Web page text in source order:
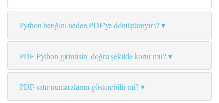
Python betiğini neden PDF'ye dönüştüreyim?
PDF Python girintisini doğru şekilde korur mu?
PDF satır numaralarını gösterebilir mi?